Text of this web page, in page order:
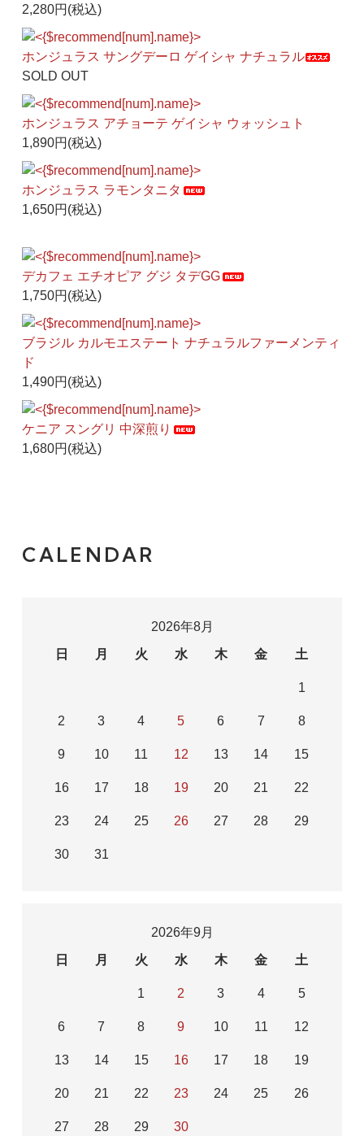
2,280円(税込)
ホンジュラス サングデーロ ゲイシャ ナチュラル
SOLD OUT
ホンジュラス アチョーテ ゲイシャ ウォッシュト
1,890円(税込)
ホンジュラス ラモンタニタ
1,650円(税込)
デカフェ エチオピア グジ タデGG
1,750円(税込)
ブラジル カルモエステート ナチュラルファーメンティ
ド
1,490円(税込)
ケニア スングリ 中深煎り
1,680円(税込)
CALENDAR
2026年8月
日
月 火 水 木 金 土
1
2 3 4 5 6 7 8
9 10 11 12 13 14 15
16 17 18 19 20 21 22
23 24 25 26 27 28 29
30 31
2026年9月
日
月 火 水 木 金 土
1 2 3 4 5
6 7 8 9 10 11 12
13 14 15 16 17 18 19
20 21 22 23 24 25 26
27 28 29 30